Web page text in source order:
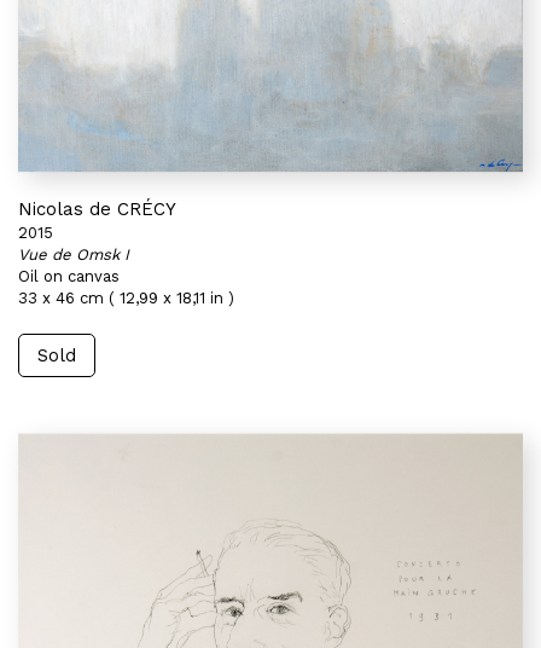
Nicolas de CRÉCY
2015
Vue de Omsk I
Oil on canvas
33 x 46 cm ( 12,99 x 18,11 in )
Sold